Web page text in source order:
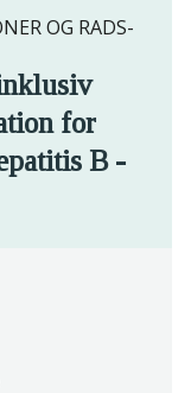
OG RADS-
for
B -